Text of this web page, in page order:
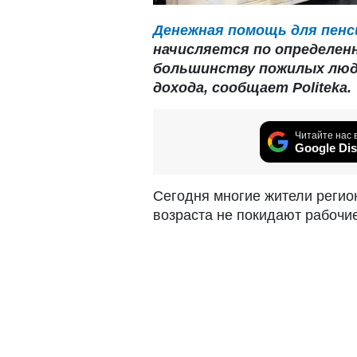
Денежная помощь для
начисляется по
большинству пожилых
дохода, сообщает Politeka.
Читайте нас
Google
Сегодня многие жители
возраста не покидают